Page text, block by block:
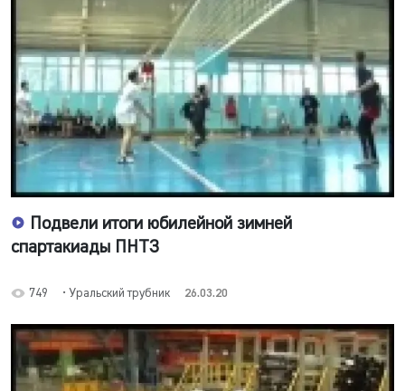
Подвели итоги юбилейной зимней
спартакиады ПНТЗ
749 • Уральский трубник 26.03.20